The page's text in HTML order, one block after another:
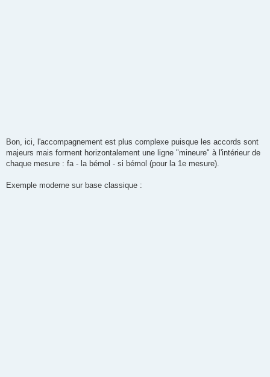
Bon, ici, l'accompagnement est plus complexe puisque les accords sont
majeurs mais forment horizontalement une ligne "mineure" à l'intérieur de
chaque mesure : fa - la bémol - si bémol (pour la 1e mesure).
Exemple moderne sur base classique :